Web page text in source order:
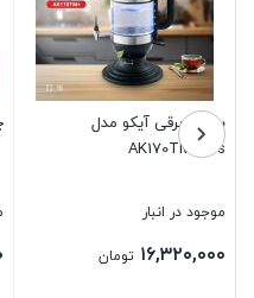
چای ساز آیکو مدل AK680TM
موجود در انبار
۲۴,۸۰۰,۰۰۰